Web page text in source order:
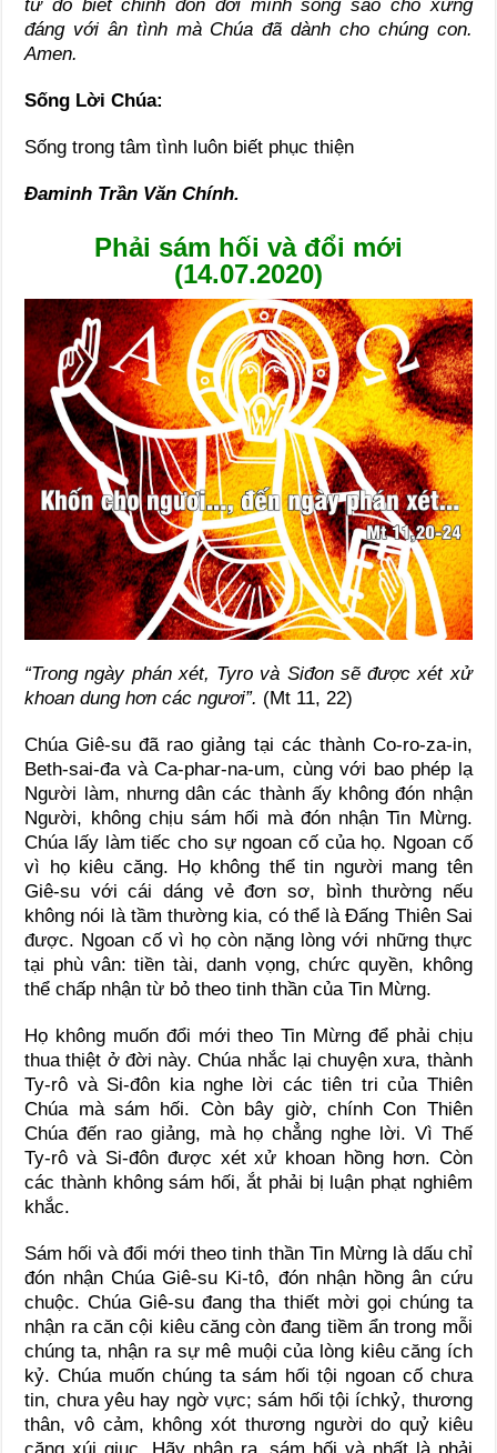
từ đó biết chỉnh đốn đời mình sống sao cho xứng
đáng với ân tình mà Chúa đã dành cho chúng con.
Amen.
Sống Lời Chúa:
Sống trong tâm tình luôn biết phục thiện
Đaminh Trần Văn Chính.
Phải sám hối và đổi mới
(14.07.2020)
“Trong ngày phán xét, Tyro và Siđon sẽ được xét xử
khoan dung hơn các ngươi”. (Mt 11, 22)
Chúa Giê-su đã rao giảng tại các thành Co-ro-za-in,
Beth-sai-đa và Ca-phar-na-um, cùng với bao phép lạ
Người làm, nhưng dân các thành ấy không đón nhận
Người, không chịu sám hối mà đón nhận Tin Mừng.
Chúa lấy làm tiếc cho sự ngoan cố của họ. Ngoan cố
vì họ kiêu căng. Họ không thể tin người mang tên
Giê-su với cái dáng vẻ đơn sơ, bình thường nếu
không nói là tầm thường kia, có thể là Đấng Thiên Sai
được. Ngoan cố vì họ còn nặng lòng với những thực
tại phù vân: tiền tài, danh vọng, chức quyền, không
thể chấp nhận từ bỏ theo tinh thần của Tin Mừng.
Họ không muốn đổi mới theo Tin Mừng để phải chịu
thua thiệt ở đời này. Chúa nhắc lại chuyện xưa, thành
Ty-rô và Si-đôn kia nghe lời các tiên tri của Thiên
Chúa mà sám hối. Còn bây giờ, chính Con Thiên
Chúa đến rao giảng, mà họ chẳng nghe lời. Vì Thế
Ty-rô và Si-đôn được xét xử khoan hồng hơn. Còn
các thành không sám hối, ắt phải bị luận phạt nghiêm
khắc.
Sám hối và đổi mới theo tinh thần Tin Mừng là dấu chỉ
đón nhận Chúa Giê-su Ki-tô, đón nhận hồng ân cứu
chuộc. Chúa Giê-su đang tha thiết mời gọi chúng ta
nhận ra căn cội kiêu căng còn đang tiềm ẩn trong mỗi
chúng ta, nhận ra sự mê muội của lòng kiêu căng ích
kỷ. Chúa muốn chúng ta sám hối tội ngoan cố chưa
tin, chưa yêu hay ngờ vực; sám hối tội íchkỷ, thương
thân, vô cảm, không xót thương người do quỷ kiêu